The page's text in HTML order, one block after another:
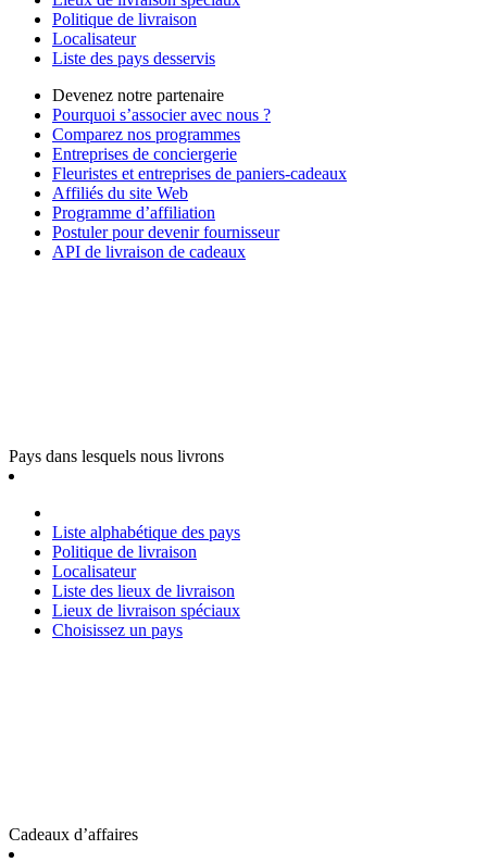
Politique de livraison
Localisateur
Liste des pays desservis
Devenez notre partenaire
Pourquoi s’associer avec nous ?
Comparez nos programmes
Entreprises de conciergerie
Fleuristes et entreprises de paniers-cadeaux
Affiliés du site Web
Programme d’affiliation
Postuler pour devenir fournisseur
API de livraison de cadeaux
Pays dans lesquels nous livrons
Liste alphabétique des pays
Politique de livraison
Localisateur
Liste des lieux de livraison
Lieux de livraison spéciaux
Choisissez un pays
Cadeaux d’affaires